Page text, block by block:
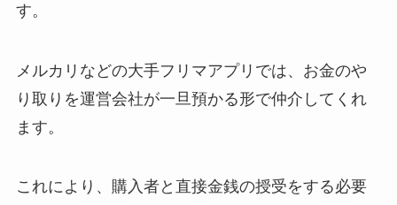
す。
メルカリなどの大手フリマアプリでは、お金のや
り取りを運営会社が一旦預かる形で仲介してくれ
ます。
これにより、購入者と直接金銭の授受をする必要